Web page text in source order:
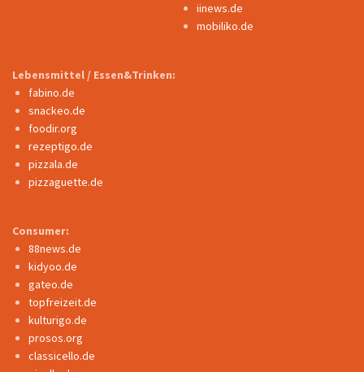
iinews.de
mobiliko.de
Lebensmittel / Essen&Trinken:
fabino.de
snackeo.de
foodir.org
rezeptigo.de
pizzala.de
pizzaguette.de
Consumer:
88news.de
kidyoo.de
gateo.de
topfreizeit.de
kulturigo.de
prosos.org
classicello.de